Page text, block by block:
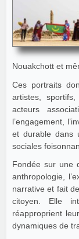
Nouakchott et
Ces portraits
artistes,
acteurs
l’engagement,
et durable dans
sociales
Fondée sur une
anthropologie,
narrative et fait
citoyen. Elle
réapproprient
dynamiques de